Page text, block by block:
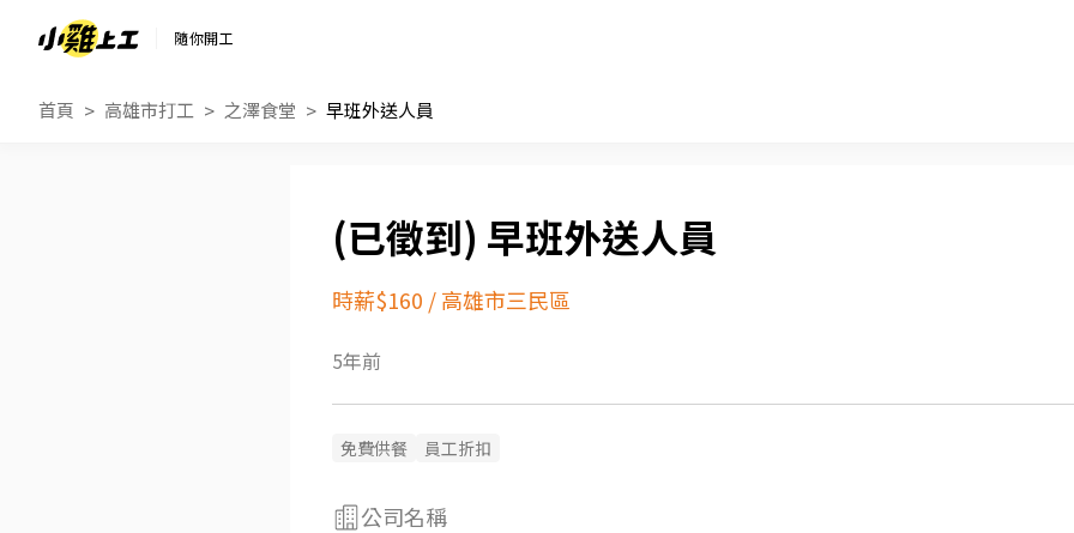
隨你開工
首頁 高雄市打工 之澤食堂 早班外送人員
早班外送人員
時薪$160 /高雄市三民區
5年前
免費供餐 員工折扣
公司名稱